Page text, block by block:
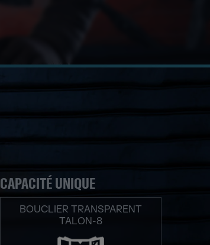
CAPACITÉ UNIQUE
BOUCLIER TRANSPARENT
TALON-8